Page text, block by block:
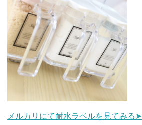
メルカリにて耐水ラベルを見てみる➤